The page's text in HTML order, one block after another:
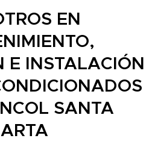
EN
E INSTALACIÓN
SANTA